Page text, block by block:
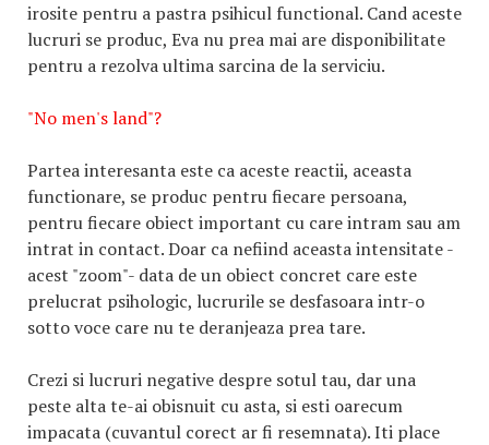
irosite pentru a pastra psihicul functional. Cand aceste
lucruri se produc, Eva nu prea mai are disponibilitate
pentru a rezolva ultima sarcina de la serviciu.
"No men's land"?
Partea interesanta este ca aceste reactii, aceasta
functionare, se produc pentru fiecare persoana,
pentru fiecare obiect important cu care intram sau am
intrat in contact. Doar ca nefiind aceasta intensitate -
acest "zoom"- data de un obiect concret care este
prelucrat psihologic, lucrurile se desfasoara intr-o
sotto voce care nu te deranjeaza prea tare.
Crezi si lucruri negative despre sotul tau, dar una
peste alta te-ai obisnuit cu asta, si esti oarecum
impacata (cuvantul corect ar fi resemnata). Iti place